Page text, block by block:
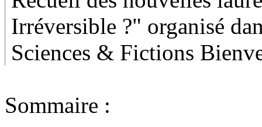
Irréversible ?" organisé
Sciences & Fictions
Sommaire :